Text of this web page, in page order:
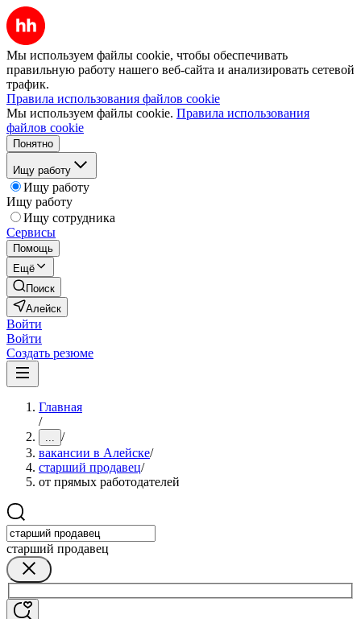
Мы используем файлы cookie, чтобы обеспечивать
правильную работу нашего веб-сайта и анализировать сетевой
трафик.
Правила использования файлов cookie
Мы используем файлы cookie. Правила использования
файлов cookie
Понятно
Ищу работу
Ищу работу
Ищу работу
Ищу сотрудника
Сервисы
Помощь
Ещё
Поиск
Алейск
Войти
Войти
Создать резюме
Главная
/
... /
вакансии в Алейске/
старший продавец/
от прямых работодателей
старший продавец